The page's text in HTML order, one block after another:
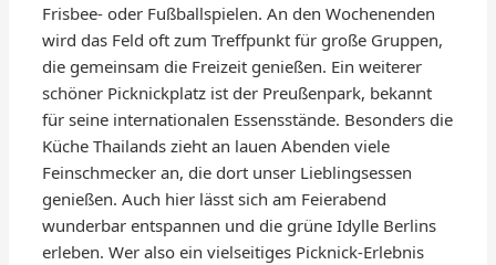
Frisbee- oder Fußballspielen. An den Wochenenden
wird das Feld oft zum Treffpunkt für große Gruppen,
die gemeinsam die Freizeit genießen. Ein weiterer
schöner Picknickplatz ist der Preußenpark, bekannt
für seine internationalen Essensstände. Besonders die
Küche Thailands zieht an lauen Abenden viele
Feinschmecker an, die dort unser Lieblingsessen
genießen. Auch hier lässt sich am Feierabend
wunderbar entspannen und die grüne Idylle Berlins
erleben. Wer also ein vielseitiges Picknick-Erlebnis